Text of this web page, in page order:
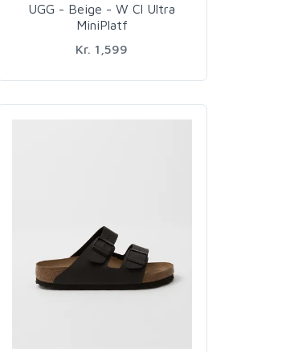
UGG - Beige - W Cl Ultra
MiniPlatf
Kr. 1,599